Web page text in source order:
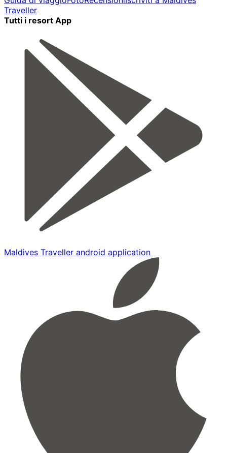
Traveller
Tutti i resort App
Maldives Traveller android application